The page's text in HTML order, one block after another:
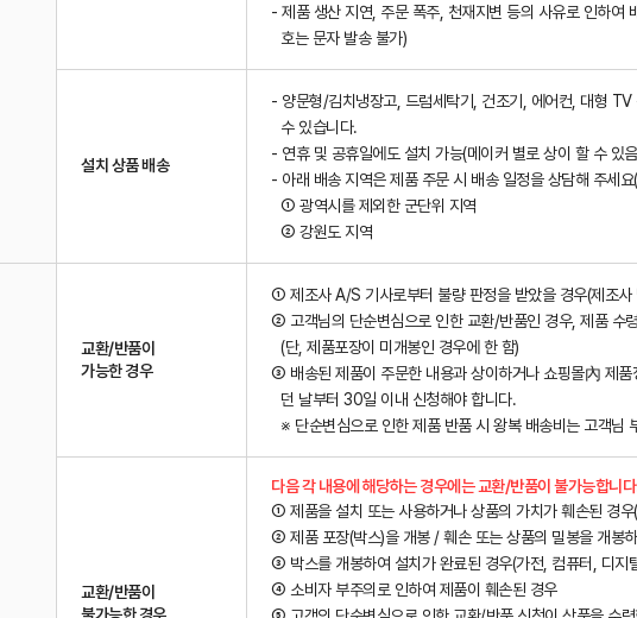
- 제품 생산 지연, 주문 폭주, 천재지변 등의 사유로 인하여
호는 문자 발송 불가)
설치 상품 배송
- 양문형/김치냉장고, 드럼세탁기, 건조기, 에어컨, 대형
수 있습니다.
- 연휴 및 공휴일에도 설치 가능(메이커 별로 상이 할 수 있
- 아래 배송 지역은 제품 주문 시 배송 일정을 상담해 주세
① 광역시를 제외한 군단위 지역
② 강원도 지역
교환/반품이
가능한 경우
① 제조사 A/S 기사로부터 불량 판정을 받았을 경우(제조사
② 고객님의 단순변심으로 인한 교환/반품인 경우, 제품 수
(단, 제품포장이 미개봉인 경우에 한 함)
③ 배송된 제품이 주문한 내용과 상이하거나 쇼핑몰內 제
던 날부터 30일 이내 신청해야 합니다.
※ 단순변심으로 인한 제품 반품 시 왕복 배송비는 고객님
교환/반품이
불가능한 경우
다음 각 내용에 해당하는 경우에는 교환/반품이 불가능합니
① 제품을 설치 또는 사용하거나 상품의 가치가 훼손된 경우
② 제품 포장(박스)을 개봉 / 훼손 또는 상품의 밀봉을 개봉
③ 박스를 개봉하여 설치가 완료된 경우(가전, 컴퓨터, 디지
④ 소비자 부주의로 인하여 제품이 훼손된 경우